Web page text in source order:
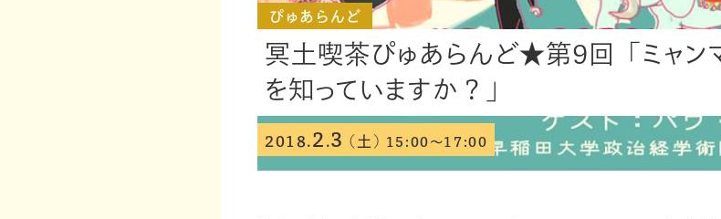
ぴゅあらんど
冥土喫茶ぴゅあらんど★第9回「ミャン
を知っていますか？」
2018. 2 .3 (土) 15:00～17:00